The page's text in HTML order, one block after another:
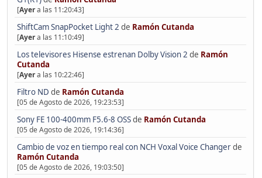
[Ayera las 11:20:43]
ShiftCam SnapPocket Light 2 de Ramón Cutanda
[Ayera las 11:10:49]
Los televisores Hisense estrenan Dolby Vision 2 de Ramón
Cutanda
[Ayera las 10:22:46]
Filtro ND de Ramón Cutanda
[05 de Agosto de 2026, 19:23:53]
Sony FE 100-400mm F5.6-8 OSSde Ramón Cutanda
[05 de Agosto de 2026, 19:14:36]
Cambio de voz en tiempo real con NCH Voxal Voice Changerde
Ramón Cutanda
[05 de Agosto de 2026, 19:03:50]